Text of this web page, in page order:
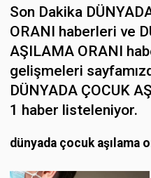
Son Dakika
ORANI haberleri ve
AŞILAMA ORANI
gelişmeleri
DÜNYADA ÇOCUK
1 haber listeleniyor.
dünyada çocuk aşılama